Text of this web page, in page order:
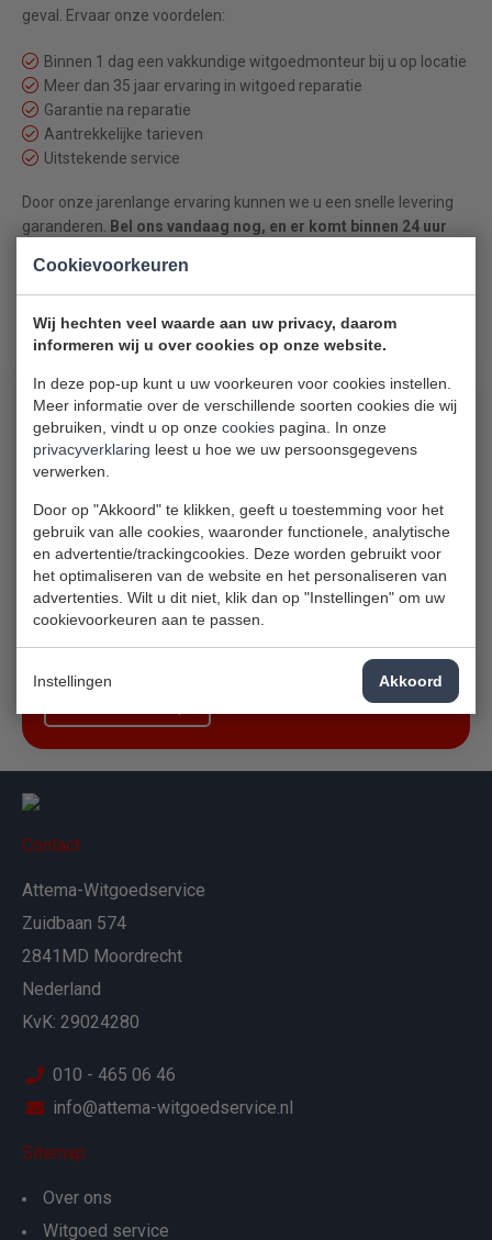
Cookievoorkeuren
Wij hechten veel waarde aan uw privacy, daarom
informeren wij u over cookies op onze website.
In deze pop-up kunt u uw voorkeuren voor cookies instellen.
Meer informatie over de verschillende soorten cookies die wij
gebruiken, vindt u op onze cookies pagina. In onze
privacyverklaring leest u hoe we uw persoonsgegevens
verwerken.
Door op "Akkoord" te klikken, geeft u toestemming voor het
gebruik van alle cookies, waaronder functionele, analytische
en advertentie/trackingcookies. Deze worden gebruikt voor
het optimaliseren van de website en het personaliseren van
advertenties. Wilt u dit niet, klik dan op "Instellingen" om uw
cookievoorkeuren aan te passen.
Instellingen Akkoord
geval. Ervaar onze voordelen:
Binnen 1 dag een vakkundige witgoedmonteur bij u op locatie
Meer dan 35 jaar ervaring in witgoed reparatie
Garantie na reparatie
Aantrekkelijke tarieven
Uitstekende service
Door onze jarenlange ervaring kunnen we u een snelle levering
garanderen.
Bel ons vandaag nog, en er komt binnen 24 uur
Vul hetcontactformulierin, of neem contact met ons op!
Bel ons vandaag nog, en er komt binnen 24 uur een
Bij Attema Witgoedservice is dat zeker het geval. Ervaar
Binnen 1 dag een vakkundige witgoedmonteur bij u op
locatie
Meer dan 35 jaar ervaring in witgoed reparatie
Garantie na reparatie
Aantrekkelijke tarieven
Uitstekende service
Contact
Attema-Witgoedservice
Zuidbaan 574
2841MD Moordrecht
Nederland
KvK: 29024280
010 - 465 06 46
info@attema-witgoedservice.nl
Sitemap
Over ons
Witgoed service